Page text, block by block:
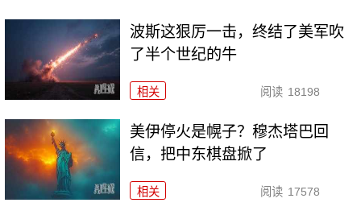
波斯这狠厉一击，终结了美军吹
了半个世纪的牛
相关 阅读 18198
美伊停火是幌子？穆杰塔巴回
信，把中东棋盘掀了
相关 阅读 17578